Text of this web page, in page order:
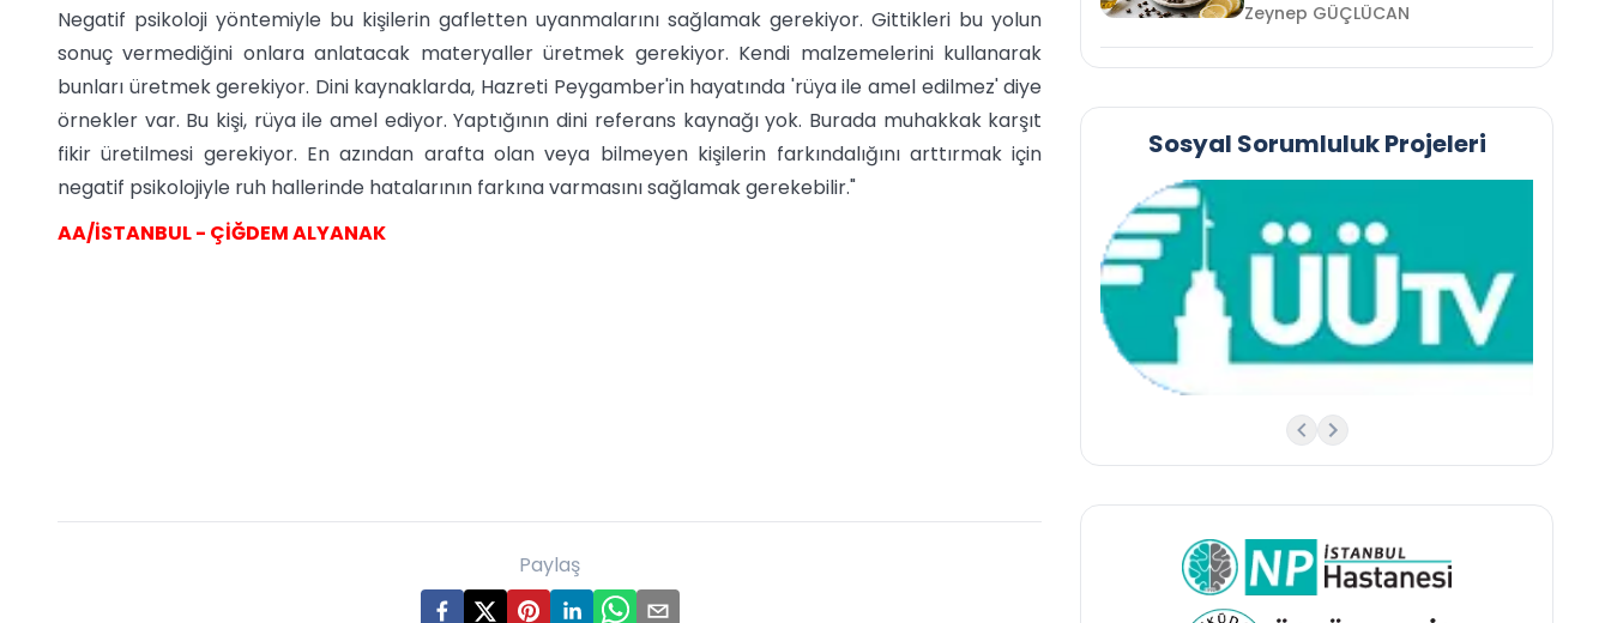
Negatif psikoloji yöntemiyle bu kişilerin gafletten uyanmalarını sağlamak gerekiyor. Gittikleri bu yolun
sonuç vermediğini onlara anlatacak materyaller üretmek gerekiyor. Kendi malzemelerini kullanarak
bunları üretmek gerekiyor. Dini kaynaklarda, Hazreti Peygamber'in hayatında 'rüya ile amel edilmez' diye
örnekler var. Bu kişi, rüya ile amel ediyor. Yaptığının dini referans kaynağı yok. Burada muhakkak karşıt
fikir üretilmesi gerekiyor. En azından arafta olan veya bilmeyen kişilerin farkındalığını arttırmak için
negatif psikolojiyle ruh hallerinde hatalarının farkına varmasını sağlamak gerekebilir."
AA/İSTANBUL - ÇİĞDEM ALYANAK
Paylaş
Zeynep GÜÇLÜCAN
Sosyal Sorumluluk Projeleri